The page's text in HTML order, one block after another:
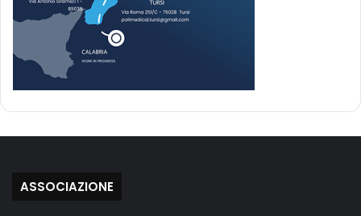
ASSOCIAZIONE